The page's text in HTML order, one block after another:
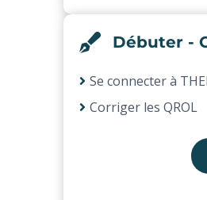
Débuter -
Se connecter à
Corriger les QROL